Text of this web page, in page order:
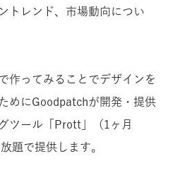
トレンド、市場動向につい
作ってみることでデザインを
めにGoodpatchが開発・提供
ツール「Prott」（1ヶ月
題で提供します。